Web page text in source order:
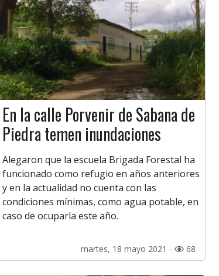
En la calle Porvenir de Sabana de
Piedra temen inundaciones
Alegaron que la escuela Brigada Forestal ha
funcionado como refugio en años anteriores
y en la actualidad no cuenta con las
condiciones mínimas, como agua potable, en
caso de ocuparla este año.
martes, 18 mayo 2021 - 68